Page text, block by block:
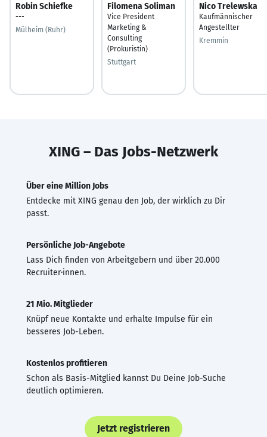
Robin Schiefke
---
Mülheim (Ruhr)
Filomena Soliman
Vice President
Marketing &
Consulting
(Prokuristin)
Stuttgart
Nico Trelewska
Kaufmännischer
Angestellter
Kremmin
XING – Das Jobs-Netzwerk
Über eine Million Jobs
Entdecke mit XING genau den Job, der wirklich zu Dir
passt.
Persönliche Job-Angebote
Lass Dich finden von Arbeitgebern und über 20.000
Recruiter·innen.
21 Mio. Mitglieder
Knüpf neue Kontakte und erhalte Impulse für ein
besseres Job-Leben.
Kostenlos profitieren
Schon als Basis-Mitglied kannst Du Deine Job-Suche
deutlich optimieren.
Jetzt registrieren